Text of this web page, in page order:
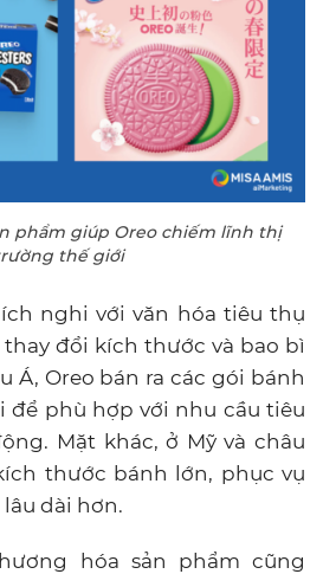
phẩm giúp Oreo chiếm lĩnh thị
thế giới
nghi với văn hóa tiêu thụ
thay đổi kích thước và bao bì
Á, Oreo bán ra các gói bánh
để phù hợp với nhu cầu tiêu
Mặt khác, ở Mỹ và châu
thước bánh lớn, phục vụ
dài hơn.
hóa sản phẩm cũng